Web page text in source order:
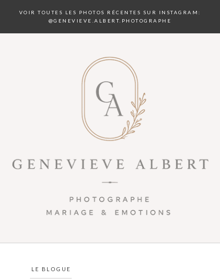
VOIR TOUTES LES PHOTOS RÉCENTES SUR INSTAGRAM:
@GENEVIEVE.ALBERT.PHOTOGRAPHE
LE BLOGUE